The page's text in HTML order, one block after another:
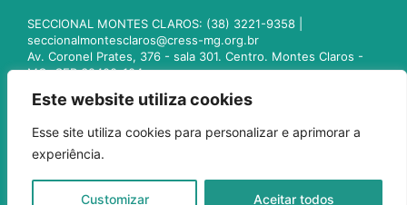
Este website utiliza cookies
Esse site utiliza cookies para personalizar e aprimorar a
experiência.
Customizar Aceitar todos
SECCIONAL MONTES CLAROS: (38) 3221-9358 |
seccionalmontesclaros@cress-mg.org.br
Av. Coronel Prates, 376 - sala 301. Centro. Montes Claros -
MG. CEP 39400-104
seccionaluberlandia@cress-mg.org.br
Av. Afonso Pena, 547 - sala 101. Uberlândia - MG. CEP